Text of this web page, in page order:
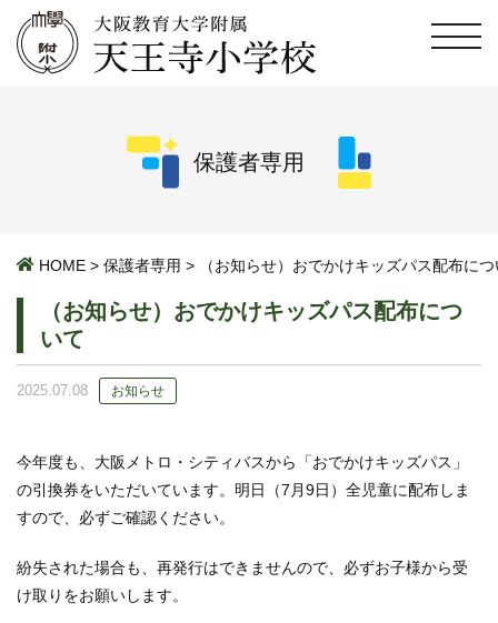
保護者専用
HOME > 保護者専用 > （お知らせ）おでかけキッズパス配布に
（お知らせ）おでかけキッズパス配布につ
いて
2025.07.08 お知らせ
今年度も、大阪メトロ・シティバスから「おでかけキッズパス」
の引換券をいただいています。明日（7月9日）全児童に配布しま
すので、必ずご確認ください。
紛失された場合も、再発行はできませんので、必ずお子様から受
け取りをお願いします。